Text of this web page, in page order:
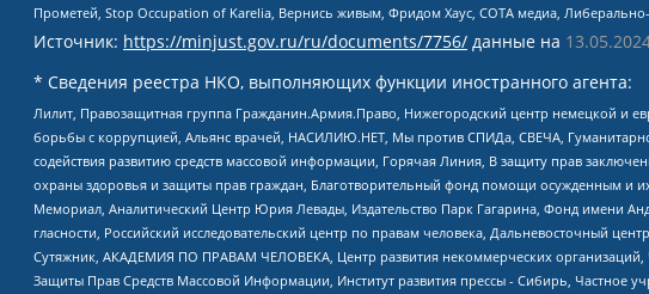
Прометей, Stop Occupation of Karelia, Вернись живым, Фридом Хаус, СОТА медиа,
Источник: https://minjust.gov.ru/ru/documents/7756/ данные на
* Сведения реестра НКО, выполняющих функции иностранного агента:
Лилит, Правозащитная группа Гражданин.Армия.Право, Нижегородский центр немецкой и
борьбы с коррупцией, Альянс врачей, НАСИЛИЮ.НЕТ, Мы против СПИДа, СВЕЧА,
содействия развитию средств массовой информации, Горячая Линия, В защиту прав
охраны здоровья и защиты прав граждан, Благотворительный фонд помощи осужденным и
Мемориал, Аналитический Центр Юрия Левады, Издательство Парк Гагарина, Фонд имени
гласности, Российский исследовательский центр по правам человека, Дальневосточный
Сутяжник, АКАДЕМИЯ ПО ПРАВАМ ЧЕЛОВЕКА, Центр развития некоммерческих организаций,
Защиты Прав Средств Массовой Информации, Институт развития прессы - Сибирь, Частное